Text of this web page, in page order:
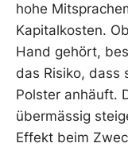
hohe
Kapitalkosten.
Hand gehört,
das Risiko, dass
Polster anhäuft.
übermässig
Effekt beim